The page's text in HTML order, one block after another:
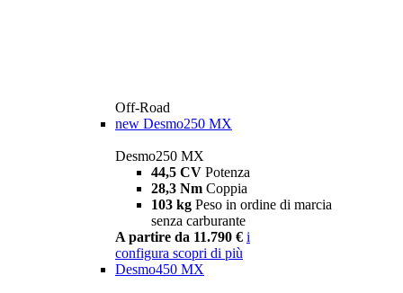
Off-Road
new Desmo250 MX
Desmo250 MX
44,5 CV Potenza
28,3 Nm Coppia
103 kg Peso in ordine di marcia
senza carburante
A partire da 11.790 € i
configura scopri di più
Desmo450 MX